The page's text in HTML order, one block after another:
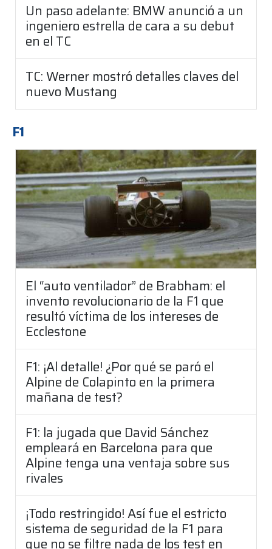
Un paso adelante: BMW anunció a un
ingeniero estrella de cara a su debut
en el TC
TC: Werner mostró detalles claves del
nuevo Mustang
F1
El “auto ventilador” de Brabham: el
invento revolucionario de la F1 que
resultó víctima de los intereses de
Ecclestone
F1: ¡Al detalle! ¿Por qué se paró el
Alpine de Colapinto en la primera
mañana de test?
F1: la jugada que David Sánchez
empleará en Barcelona para que
Alpine tenga una ventaja sobre sus
rivales
¡Todo restringido! Así fue el estricto
sistema de seguridad de la F1 para
que no se filtre nada de los test en